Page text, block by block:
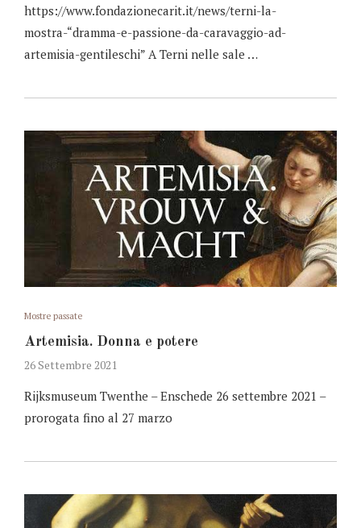
https://www.fondazionecarit.it/news/terni-la-
mostra-“dramma-e-passione-da-caravaggio-ad-
artemisia-gentileschi” A Terni nelle sale …
Mostre passate
Artemisia. Donna e potere
26 Settembre 2021
Rijksmuseum Twenthe – Enschede 26 settembre 2021 –
prorogata fino al 27 marzo